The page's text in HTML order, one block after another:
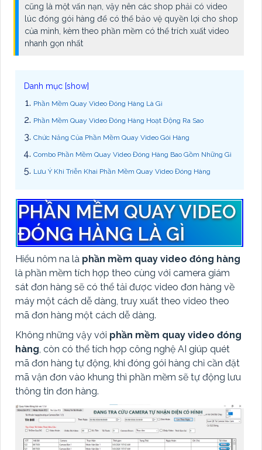
cũng là một vấn nạn, vậy nên các shop phải có video
lúc đóng gói hàng để có thể bảo vệ quyền lợi cho shop
của mình, kèm theo phần mềm có thể trích xuất video
nhanh gọn nhất
Phần Mềm Quay Video Đóng Hàng Là Gì
Phần Mềm Quay Video Đóng Hàng Hoạt Động Ra Sao
Chức Năng Của Phần Mềm Quay Video Gói Hàng
Combo Phần Mềm Quay Video Đóng Hàng Bao Gồm Những Gì
Lưu Ý Khi Triễn Khai Phần Mềm Quay Video Đóng Hàng
PHẦN MỀM QUAY VIDEO
ĐÓNG HÀNG LÀ GÌ
Hiểu nôm na là phần mềm quay video đóng hàng
là phần mềm tích hợp theo cùng với camera giám
sát đơn hàng sẽ có thể tải được video đơn hàng về
máy một cách dễ dàng, truy xuất theo video theo
mã đơn hàng một cách dễ dàng.
Không những vậy với phần mềm quay video đóng
hàng, còn có thể tích hợp công nghệ AI giúp quét
mã đơn hàng tự động, khi đóng gói hàng chỉ cần đặt
mã vận đơn vào khung thì phần mềm sẽ tự động lưu
thông tin đơn hàng.